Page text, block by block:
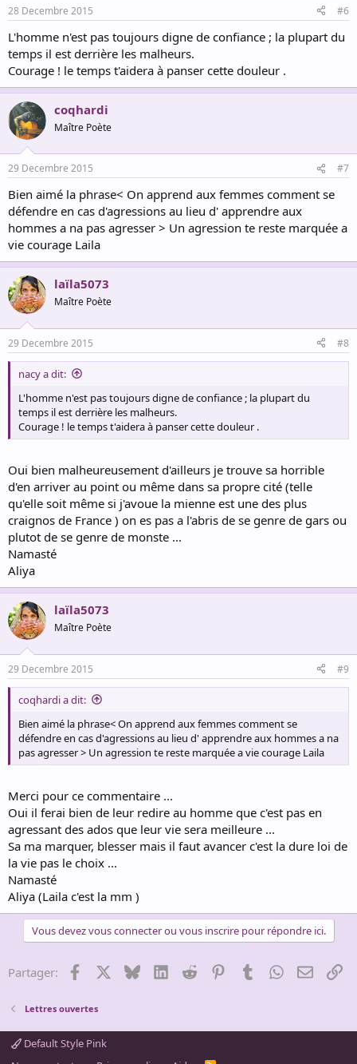
s
28 Decembre 2015 #6
L'homme n'est pas toujours digne de confiance ; la plupart du
temps il est derrière les malheurs.
Courage ! le temps t'aidera à panser cette douleur .
coqhardi
Maître Poète
29 Decembre 2015 #7
Bien aimé la phrase< On apprend aux femmes comment se
défendre en cas d'agressions au lieu d' apprendre aux
hommes a na pas agresser > Un agression te reste marquée a
vie courage Laila
laïla5073
Maître Poète
29 Decembre 2015 #8
nacy a dit:
L'homme n'est pas toujours digne de confiance ; la plupart du
temps il est derrière les malheurs.
Courage ! le temps t'aidera à panser cette douleur .
Oui bien malheureusement d'ailleurs je trouve sa horrible
d'en arriver au point ou même dans sa propre cité (telle
qu'elle soit même si j'avoue la mienne est une des plus
craignos de France ) on es pas a l'abris de se genre de gars ou
plutot de se genre de monste ...
Namasté
Aliya
laïla5073
Maître Poète
29 Decembre 2015 #9
coqhardi a dit:
Bien aimé la phrase< On apprend aux femmes comment se
défendre en cas d'agressions au lieu d' apprendre aux hommes a na
pas agresser > Un agression te reste marquée a vie courage Laila
Merci pour ce commentaire ...
Oui il ferai bien de leur redire au homme que c'est pas en
agressant des ados que leur vie sera meilleure ...
Sa ma marquer, blesser mais il faut avancer c'est la dure loi de
la vie pas le choix ...
Namasté
Aliya (Laila c'est la mm )
Vous devez vous connecter ou vous inscrire pour répondre ici.
Partager: Facebook BlueskyLinkedInReddit PinterestTumblrWhatsApp
Email
Lettres ouvertes
Default Style Pink